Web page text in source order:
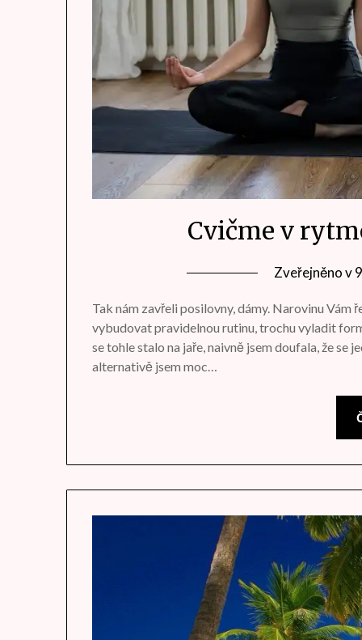
Cvičme v
Zveřejněno v
Tak nám zavřeli posilovny, dámy. Narovinu Vám
vybudovat pravidelnou rutinu, trochu vyladit
se tohle stalo na jaře, naivně jsem doufala, že
alternativě jsem moc…